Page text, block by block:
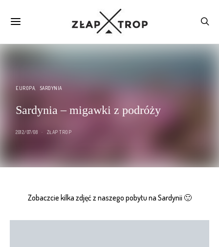
EUROPA SARDYNIA
Sardynia – migawki z podróży
2012/07/08 ZŁAP TROP
Zobaczcie kilka zdjęć z naszego pobytu na Sardynii 🙂